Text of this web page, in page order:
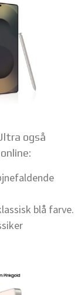
også
blå farve.